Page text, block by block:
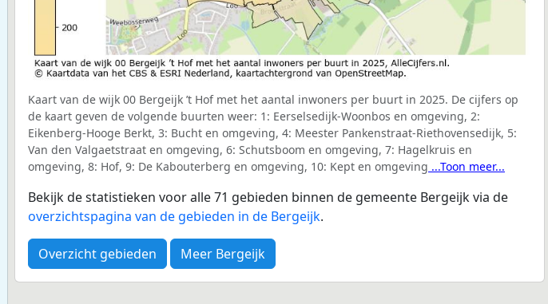
Kaart van de wijk 00 Bergeijk ’t Hof met het aantal inwoners per buurt in 2025. De cijfers op
de kaart geven de volgende buurten weer: 1: Eerselsedijk-Woonbos en omgeving, 2:
Eikenberg-Hooge Berkt, 3: Bucht en omgeving, 4: Meester Pankenstraat-Riethovensedijk, 5:
Van den Valgaetstraat en omgeving, 6: Schutsboom en omgeving, 7: Hagelkruis en
omgeving, 8: Hof, 9: De Kabouterberg en omgeving, 10: Kept en omgeving ...Toon meer...
Bekijk de statistieken voor alle 71 gebieden binnen de gemeente Bergeijk via de
overzichtspagina van de gebieden in de Bergeijk.
Overzicht gebieden Meer Bergeijk